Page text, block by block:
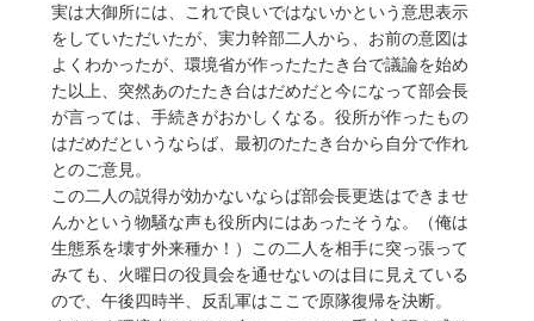
実は大御所には、これで良いではないかという意思表示
をしていただいたが、実力幹部二人から、お前の意図は
よくわかったが、環境省が作ったたたき台で議論を始め
た以上、突然あのたたき台はだめだと今になって部会長
が言っては、手続きがおかしくなる。役所が作ったもの
はだめだというならば、最初のたたき台から自分で作れ
とのご意見。
この二人の説得が効かないならば部会長更迭はできませ
んかという物騒な声も役所内にはあったそうな。（俺は
生態系を壊す外来種か！）この二人を相手に突っ張って
みても、火曜日の役員会を通せないのは目に見えている
ので、午後四時半、反乱軍はここで原隊復帰を決断。